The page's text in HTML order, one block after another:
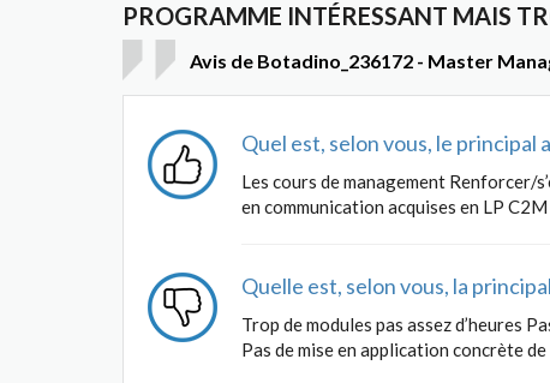
PROGRAMME INTÉRESSANT MAIS
Avis de Botadino_236172 - Master
Quel est, selon vous, le principal
Les cours de management Renforcer/
en communication acquises en LP
Quelle est, selon vous, la
Trop de modules pas assez d’heures
Pas de mise en application concrète